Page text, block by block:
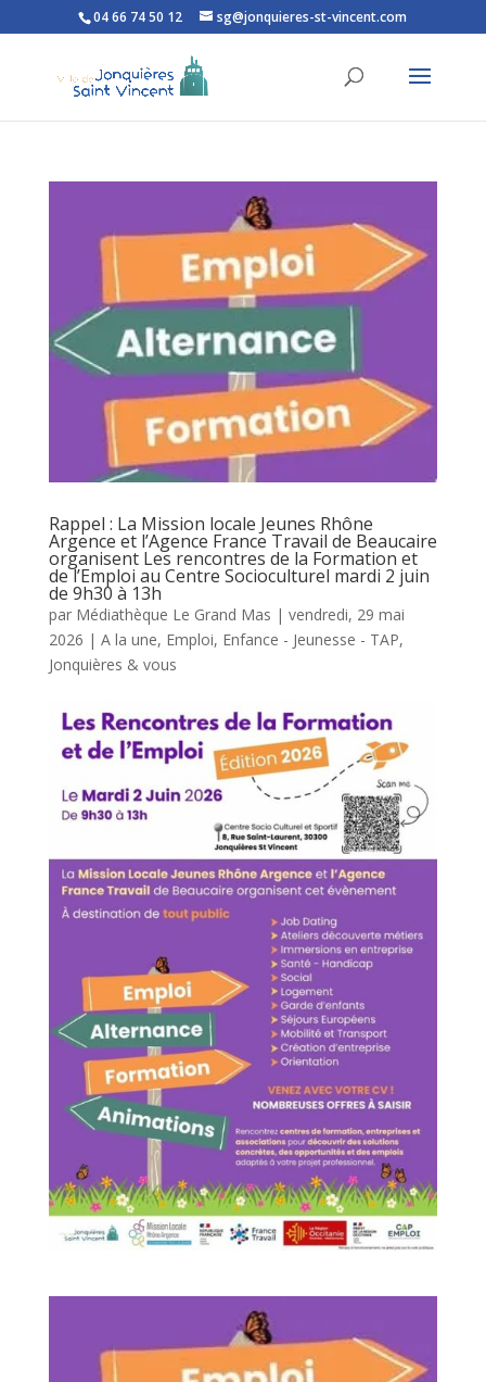
Ouvrir la barre d’outils
04 66 74 50 12 sg@jonquieres-st-vincent.com
Rappel : La Mission locale Jeunes Rhône
Argence et l’Agence France Travail de Beaucaire
organisent Les rencontres de la Formation et
de l’Emploi au Centre Socioculturel mardi 2 juin
de 9h30 à 13h
par Médiathèque Le Grand Mas | vendredi, 29 mai
2026 | A la une, Emploi, Enfance - Jeunesse - TAP,
Jonquières & vous